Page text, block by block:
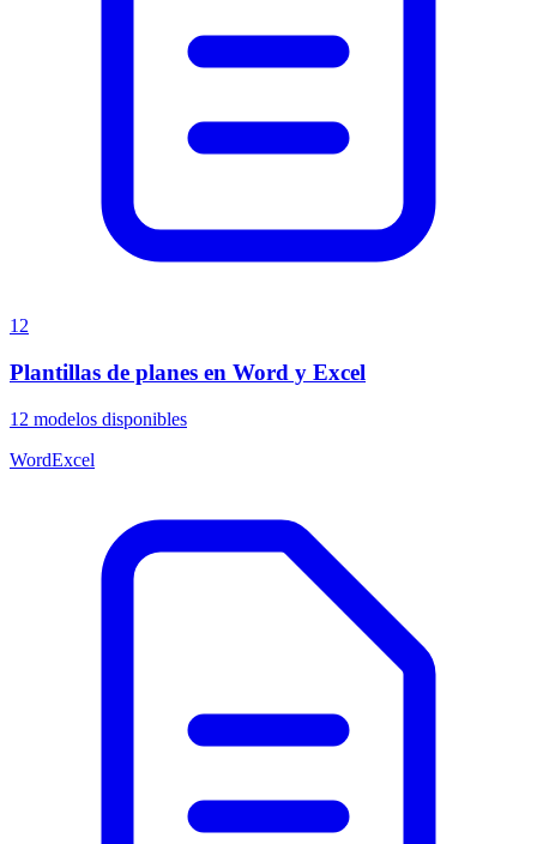
12
Plantillas de planes en Word y Excel
12 modelos disponibles
WordExcel